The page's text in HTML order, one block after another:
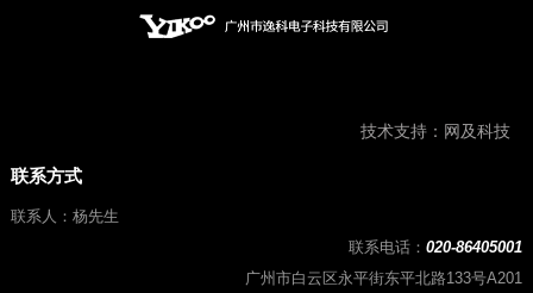
技术支持： 网及科技
联系方式
联系人：杨先生
联系电话：020-86405001
广州市白云区永平街东平北路133号A201